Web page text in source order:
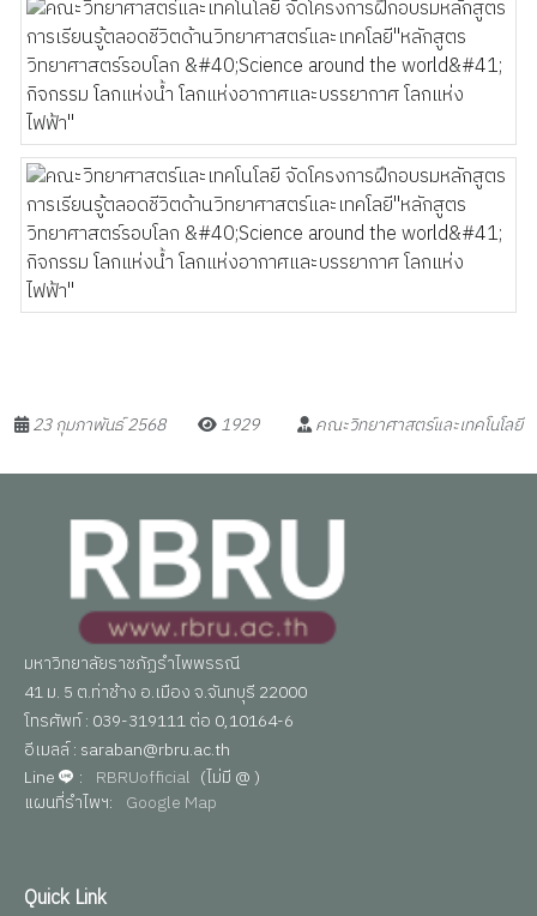
23 กุมภาพันธ์ 2568 1929 คณะวิทยาศาสตร์และเทคโนโลยี
มหาวิทยาลัยราชภัฏรำไพพรรณี
41 ม. 5 ต.ท่าช้าง อ.เมือง จ.จันทบุรี 22000
โทรศัพท์ : 039-319111 ต่อ 0,10164-6
อีเมลล์ : saraban@rbru.ac.th
Line
: RBRUofficial (ไม่มี @ )
แผนที่รำไพฯ: Google Map
Quick Link